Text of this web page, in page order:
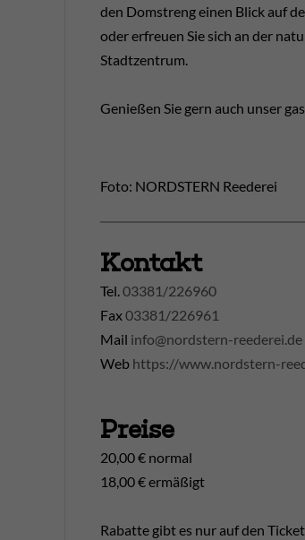
den Domstreng einen Blick auf
oder erfreuen Sie sich an der
Stadtzentrum.
Genießen Sie gern auch unser
Foto: NORDSTERN Reederei
Kontakt
Tel.03381/226960
Fax03381/226961
Mail info@nordstern-reederei.de
Web https://www.nordstern-
Preise
20,00 € normal
18,00 € ermäßigt
Rabatte gibt es nur auf den